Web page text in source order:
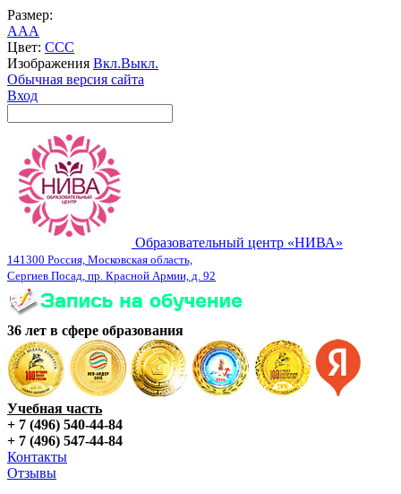
Размер:
AAA
Цвет: CCC
Изображения Вкл.Выкл.
Обычная версия сайта
Вход
Образовательный центр «НИВА»
141300 Россия, Московская область,
Сергиев Посад, пр. Красной Армии, д. 92
36 лет в сфере образования
Учебная часть
+ 7 (496) 540-44-84
+ 7 (496) 547-44-84
Контакты
Отзывы